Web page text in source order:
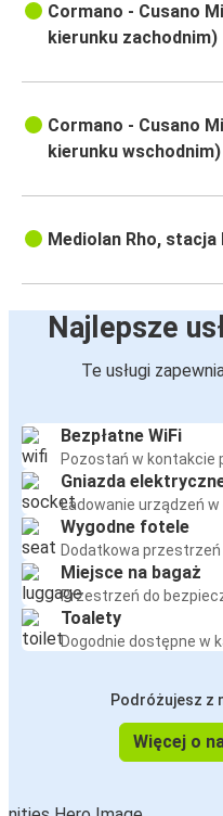
Cormano - Cusano
kierunku zachodnim)
Cormano - Cusano
kierunku wschodnim)
Mediolan Rho, stacja
Najlepsze
Te usługi
Bezpłatne WiFi
Pozostań w kontakcie
Gniazda
Ładowanie urządzeń
Wygodne fotele
Dodatkowa przestrzeń
Miejsce na bagaż
Przestrzeń do
Toalety
Dogodnie dostępne w
Podróżujesz z
Więcej o